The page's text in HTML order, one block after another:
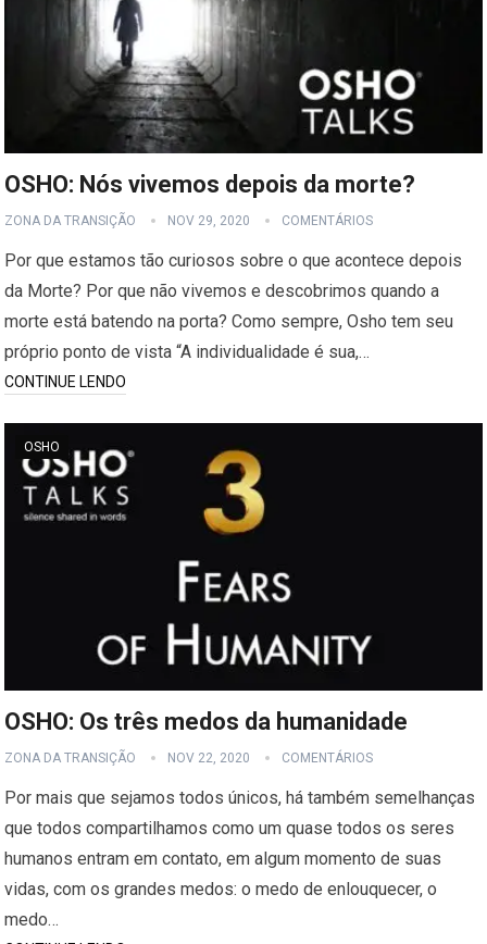
OSHO: Nós vivemos depois da morte?
ZONA DA TRANSIÇÃO NOV 29, 2020 COMENTÁRIOS
Por que estamos tão curiosos sobre o que acontece depois
da Morte? Por que não vivemos e descobrimos quando a
morte está batendo na porta? Como sempre, Osho tem seu
próprio ponto de vista “A individualidade é sua,…
CONTINUE LENDO
OSHO
OSHO: Os três medos da humanidade
ZONA DA TRANSIÇÃO NOV 22, 2020 COMENTÁRIOS
Por mais que sejamos todos únicos, há também semelhanças
que todos compartilhamos como um quase todos os seres
humanos entram em contato, em algum momento de suas
vidas, com os grandes medos: o medo de enlouquecer, o
medo…